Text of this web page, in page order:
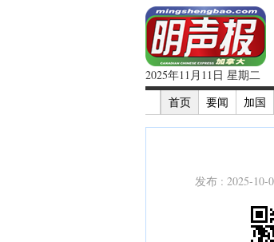
2025年11月11日 星期二
首页
要闻 加国
发布 : 2025-